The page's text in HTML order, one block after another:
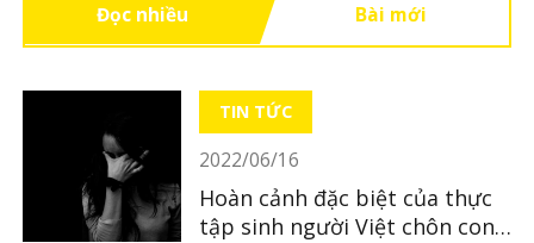
Đọc nhiều Bài mới
TIN TỨC
2022/06/16
Hoàn cảnh đặc biệt của thực
tập sinh người Việt chôn con